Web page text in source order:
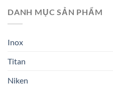
DANH MỤC SẢN PHẨM
Inox
Titan
Niken